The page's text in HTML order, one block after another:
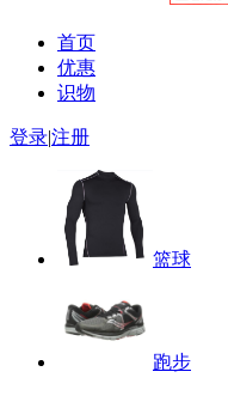
首页
优惠
识物
登录|注册
篮球
跑步